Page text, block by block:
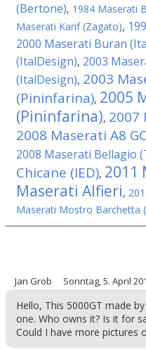
(Bertone), 1984 Maserati
Maserati Karif (Zagato),
2000 Maserati Buran
(ItalDesign), 2003
(ItalDesign), 2003
(Pininfarina), 2005
(Pininfarina), 2007
2008 Maserati A8
2008 Maserati Bellagio
Chicane (IED), 2011
Maserati Alfieri,
Maserati Mostro Barchetta
Jan Grob Sonntag, 5. April
Hello, This 5000GT made
one. Who owns it? Is it for
Could I have more pictures